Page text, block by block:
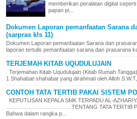
memberikan peralatan digital
papan pi...
Dokumen Laporan pemanfaatan Sarana
(sarpras kls 11)
Dokumen Laporan pemanfaatan Sarana dan
laporan tertulis pemanfaatan sarana dan prasarana
TERJEMAH KITAB UQUDULUJAIN
Terjemahan Kitab Uqudulujain (Kitab Rumah
1 Shahabat-shahabat yang dirahmati oleh Alloh S.W.T,
CONTOH TATA TERTIB PAKAI SISTEM
KEPUTUSAN KEPALA SMK TERPADU AL-
…………………………….. TENTANG TATA TERTIB
Bahwa dalam rangka p...